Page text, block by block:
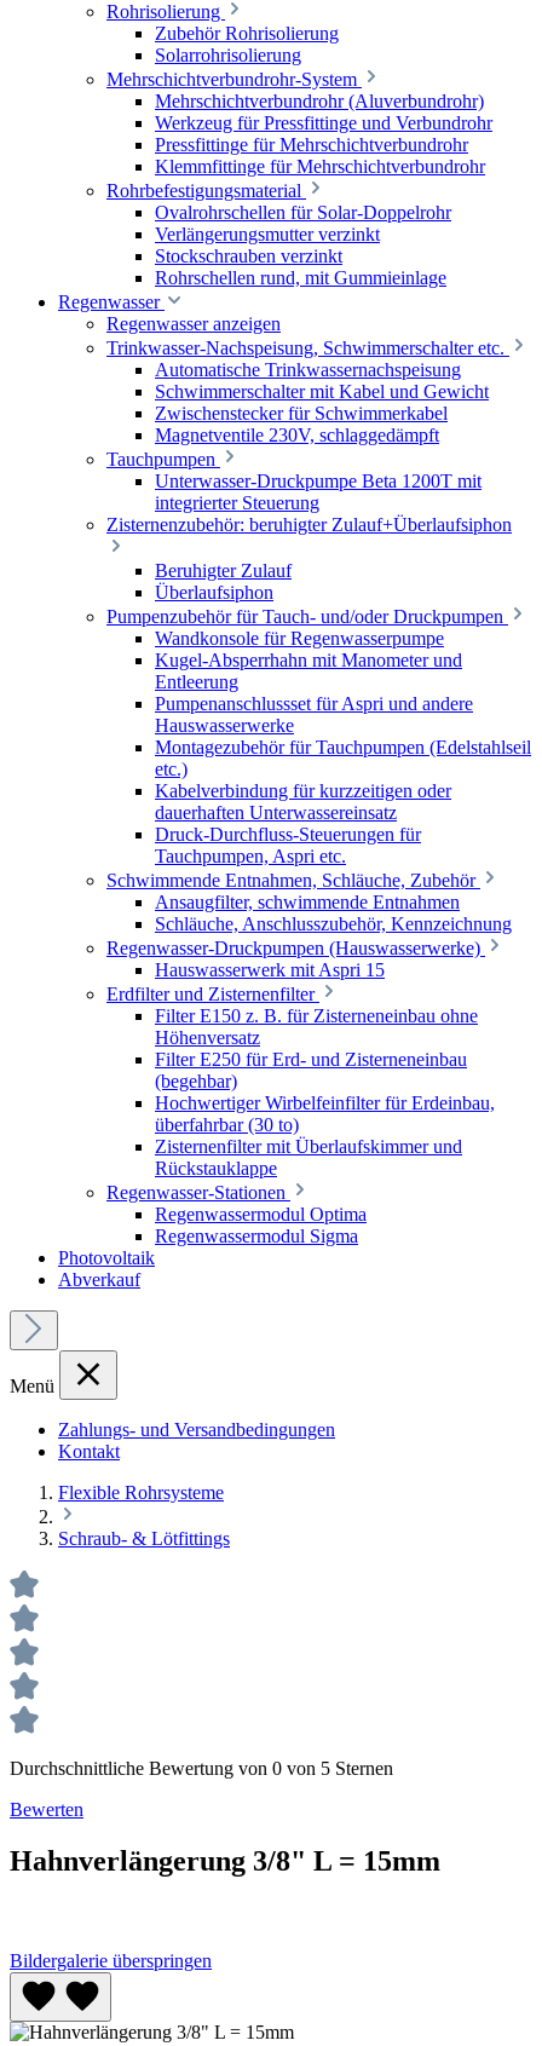
Rohrisolierung
Zubehör Rohrisolierung
Solarrohrisolierung
Mehrschichtverbundrohr-System
Mehrschichtverbundrohr (Aluverbundrohr)
Werkzeug für Pressfittinge und Verbundrohr
Pressfittinge für Mehrschichtverbundrohr
Klemmfittinge für Mehrschichtverbundrohr
Rohrbefestigungsmaterial
Ovalrohrschellen für Solar-Doppelrohr
Verlängerungsmutter verzinkt
Stockschrauben verzinkt
Rohrschellen rund, mit Gummieinlage
Regenwasser
Regenwasser anzeigen
Trinkwasser-Nachspeisung, Schwimmerschalter etc.
Automatische Trinkwassernachspeisung
Schwimmerschalter mit Kabel und Gewicht
Zwischenstecker für Schwimmerkabel
Magnetventile 230V, schlaggedämpft
Tauchpumpen
Unterwasser-Druckpumpe Beta 1200T mit
integrierter Steuerung
Zisternenzubehör: beruhigter Zulauf+Überlaufsiphon
Beruhigter Zulauf
Überlaufsiphon
Pumpenzubehör für Tauch- und/oder Druckpumpen
Wandkonsole für Regenwasserpumpe
Kugel-Absperrhahn mit Manometer und
Entleerung
Pumpenanschlussset für Aspri und andere
Hauswasserwerke
Montagezubehör für Tauchpumpen (Edelstahlseil
etc.)
Kabelverbindung für kurzzeitigen oder
dauerhaften Unterwassereinsatz
Druck-Durchfluss-Steuerungen für
Tauchpumpen, Aspri etc.
Schwimmende Entnahmen, Schläuche, Zubehör
Ansaugfilter, schwimmende Entnahmen
Schläuche, Anschlusszubehör, Kennzeichnung
Regenwasser-Druckpumpen (Hauswasserwerke)
Hauswasserwerk mit Aspri 15
Erdfilter und Zisternenfilter
Filter E150 z. B. für Zisterneneinbau ohne
Höhenversatz
Filter E250 für Erd- und Zisterneneinbau
(begehbar)
Hochwertiger Wirbelfeinfilter für Erdeinbau,
überfahrbar (30 to)
Zisternenfilter mit Überlaufskimmer und
Rückstauklappe
Regenwasser-Stationen
Regenwassermodul Optima
Regenwassermodul Sigma
Photovoltaik
Abverkauf
Menü
Zahlungs- und Versandbedingungen
Kontakt
Flexible Rohrsysteme
Schraub- & Lötfittings
Durchschnittliche Bewertung von 0 von 5 Sternen
Bewerten
Hahnverlängerung 3/8" L = 15mm
Bildergalerie überspringen